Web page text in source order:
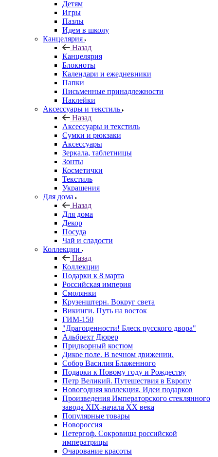
Детям
Игры
Пазлы
Идем в школу
Канцелярия
Назад
Канцелярия
Блокноты
Календари и ежедневники
Папки
Письменные принадлежности
Наклейки
Аксессуары и текстиль
Назад
Аксессуары и текстиль
Сумки и рюкзаки
Аксессуары
Зеркала, таблетницы
Зонты
Косметички
Текстиль
Украшения
Для дома
Назад
Для дома
Декор
Посуда
Чай и сладости
Коллекции
Назад
Коллекции
Подарки к 8 марта
Российская империя
Смолянки
Крузенштерн. Вокруг света
Викинги. Путь на восток
ГИМ-150
"Драгоценности! Блеск русского двора"
Альбрехт Дюрер
Придворный костюм
Дикое поле. В вечном движении.
Собор Василия Блаженного
Подарки к Новому году и Рождеству
Петр Великий. Путешествия в Европу
Новогодняя коллекция. Идеи подарков
Произведения Императорского стеклянного
завода XIX-начала XX века
Популярные товары
Новороссия
Петергоф. Сокровища российской
императрицы
Очарование красоты